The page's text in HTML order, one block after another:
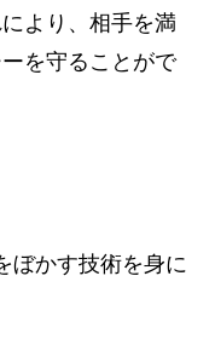
より、相手を満
を守ることがで
ぼかす技術を身に